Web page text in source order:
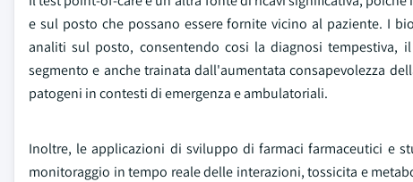
e sul posto che possano essere fornite vicino al paziente. I
analiti sul posto, consentendo cosi la diagnosi tempestiva,
segmento e anche trainata dall'aumentata consapevolezza
patogeni in contesti di emergenza e ambulatoriali.
Inoltre, le applicazioni di sviluppo di farmaci farmaceutici e
monitoraggio in tempo reale delle interazioni, tossicita e